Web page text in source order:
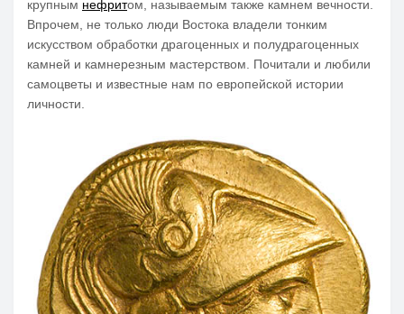
крупным нефритом, называемым также камнем вечности.
Впрочем, не только люди Востока владели тонким
искусством обработки драгоценных и полудрагоценных
камней и камнерезным мастерством. Почитали и любили
самоцветы и известные нам по европейской истории
личности.